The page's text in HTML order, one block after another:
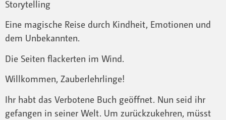
Storytelling
Eine magische Reise durch Kindheit, Emotionen und
dem Unbekannten.
Die Seiten flackerten im Wind.
Willkommen, Zauberlehrlinge!
Ihr habt das Verbotene Buch geöffnet. Nun seid ihr
gefangen in seiner Welt. Um zurückzukehren, müsst